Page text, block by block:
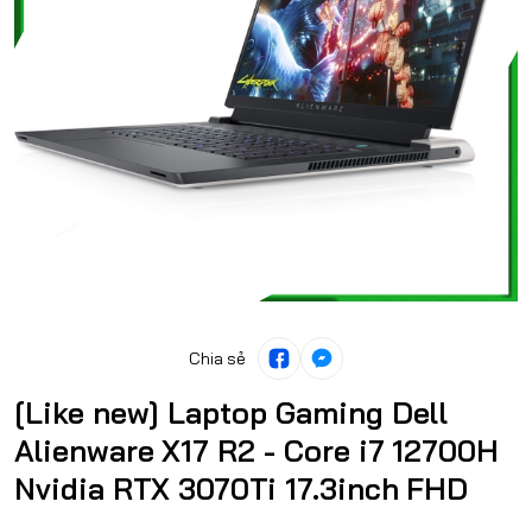
Chia sẻ
[Like new] Laptop Gaming Dell
Alienware X17 R2 - Core i7 12700H
Nvidia RTX 3070Ti 17.3inch FHD